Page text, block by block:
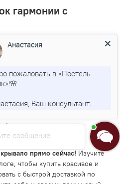
гармонии с
способно творить чудеса:
объединяет
удовольствие каждый день.
сон и хорошее настроение с
силу деталей — именно
атмосферу дома, в
PostelButik.ru помогает вам в
текстиль, в котором
функциональность и
прямо сейчас! Изучите
чтобы купить красивое и
с быстрой доставкой по
сообщение
Анастасия
пожаловать в «Постель
Ваш консультант.